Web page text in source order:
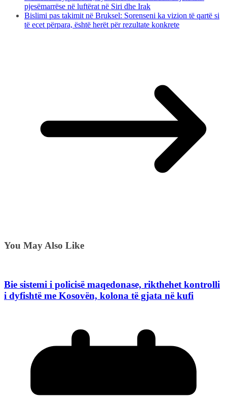
pjesëmarrëse në luftërat në Siri dhe Irak
Bislimi pas takimit në Bruksel: Sorenseni ka vizion të qartë si
të ecet përpara, është herët për rezultate konkrete
You May Also Like
Bie sistemi i policisë maqedonase, rikthehet kontrolli
i dyfishtë me Kosovën, kolona të gjata në kufi